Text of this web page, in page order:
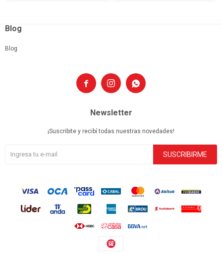
  
Blog
Blog
Newsletter
¡Suscribite y recibí todas nuestras novedades!
SUSCRIBIRME